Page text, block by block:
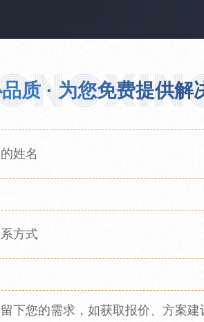
品质 · 为您免费提供解